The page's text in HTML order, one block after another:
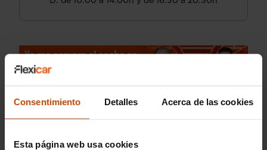
Consentimiento Detalles Acerca de las cookies
Esta página web usa cookies